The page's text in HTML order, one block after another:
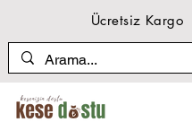
Ücretsiz Kargo